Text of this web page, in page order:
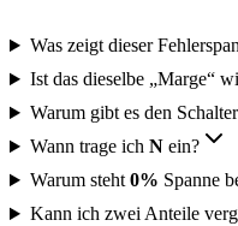
Was zeigt dieser
Ist das dieselbe „Marge“
Warum gibt es den Schalter
Wann trage ich Nein?
Warum steht 0% Spanne
Kann ich zwei Anteile